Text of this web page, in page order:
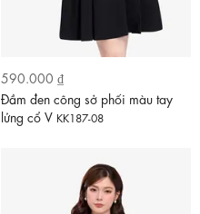
590.000 ₫
Đầm đen công sở phối màu tay
lửng cổ V KK187-08